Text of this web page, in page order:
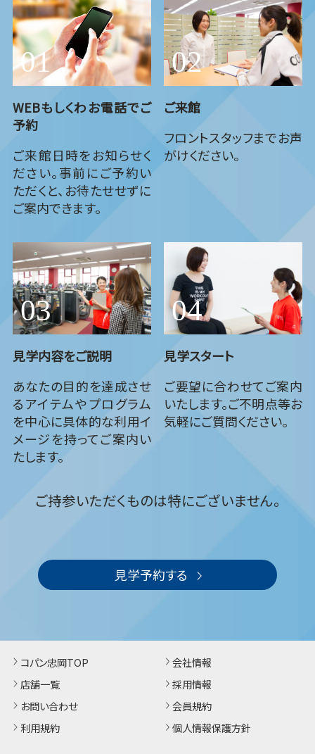
WEBもしくわお電話でご
予約
ご来館日時をお知らせく
ださい。事前にご予約い
ただくと、お待たせせずに
ご案内できます。
ご来館
フロントスタッフまでお声
がけください。
見学内容をご説明
あなたの目的を達成させ
るアイテムやプログラム
を中心に具体的な利用イ
メージを持ってご案内い
たします。
見学スタート
ご要望に合わせてご案内
いたします。ご不明点等お
気軽にご質問ください。
ご持参いただくものは特にございません。
見学予約する
コパン忠岡TOP
店舗一覧
お問い合わせ
利用規約
会社情報
採用情報
会員規約
個人情報保護方針